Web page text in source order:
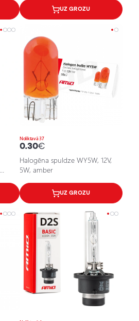
UZ GROZU
Noliktavā 37
0.30€
Halogēna spuldze WY5W, 12V,
5W, amber
UZ GROZU